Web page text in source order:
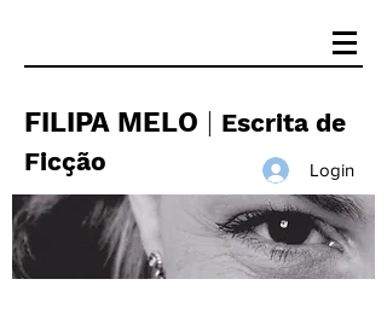
FILIPA MELO
Escrita de
Ficção
Login